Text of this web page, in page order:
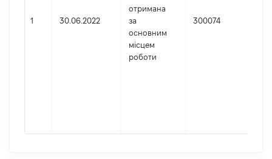
1 30.06.2022
отримана
за
основним
місцем
роботи
300074